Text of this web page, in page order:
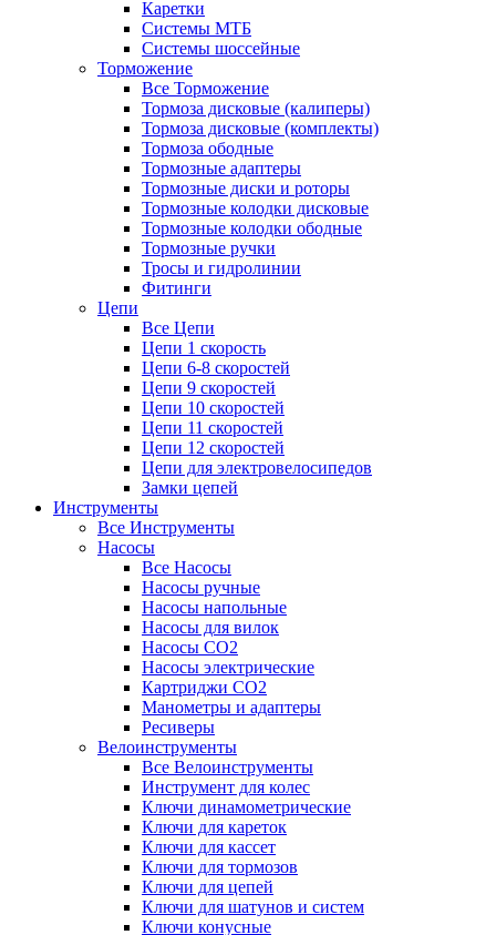
Каретки
Системы МТБ
Системы шоссейные
Торможение
Все Торможение
Тормоза дисковые (калиперы)
Тормоза дисковые (комплекты)
Тормоза ободные
Тормозные адаптеры
Тормозные диски и роторы
Тормозные колодки дисковые
Тормозные колодки ободные
Тормозные ручки
Тросы и гидролинии
Фитинги
Цепи
Все Цепи
Цепи 1 скорость
Цепи 6-8 скоростей
Цепи 9 скоростей
Цепи 10 скоростей
Цепи 11 скоростей
Цепи 12 скоростей
Цепи для электровелосипедов
Замки цепей
Инструменты
Все Инструменты
Насосы
Все Насосы
Насосы ручные
Насосы напольные
Насосы для вилок
Насосы CO2
Насосы электрические
Картриджи CO2
Манометры и адаптеры
Ресиверы
Велоинструменты
Все Велоинструменты
Инструмент для колес
Ключи динамометрические
Ключи для кареток
Ключи для кассет
Ключи для тормозов
Ключи для цепей
Ключи для шатунов и систем
Ключи конусные